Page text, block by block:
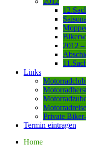
2012
Links
Private
Termin eintragen
Home